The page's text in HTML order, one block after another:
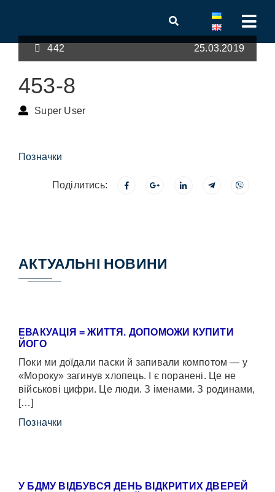
442 25.03.2019
453-8
Super User
Позначки
Поділитись:
АКТУАЛЬНІ НОВИНИ
ЕВАКУАЦІЯ = ЖИТТЯ. ДОПОМОЖИ КУПИТИ
ЙОГО
Поки ми доїдали паски й запивали компотом — у
«Мороку» загинув хлопець. І є поранені. Це не
військові цифри. Це люди. З іменами. З родинами,
[…]
Позначки
У БДМУ ВІДБУВСЯ ДЕНЬ ВІДКРИТИХ ДВЕРЕЙ